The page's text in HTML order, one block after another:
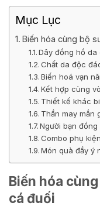
Mục Lục
Biến hóa cùng bộ
Dây đồng hồ da
Chất da độc
Biến hoá vạn
Kết hợp cùng
Thiết kế khác
Thần may mắn
Người bạn đồng
Combo phụ
Món quà đầy ý
Biến hóa
cá đuối